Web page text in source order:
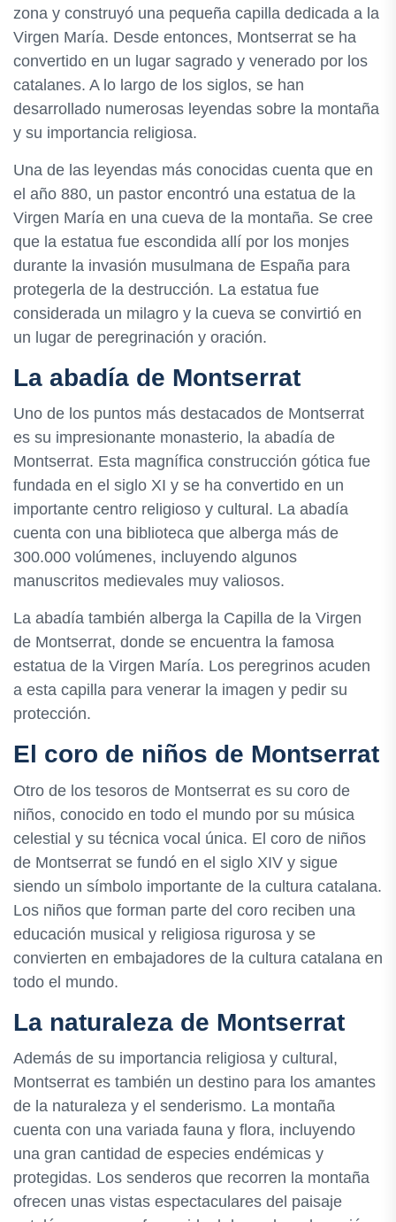
zona y construyó una pequeña capilla dedicada a la
Virgen María. Desde entonces, Montserrat se ha
convertido en un lugar sagrado y venerado por los
catalanes. A lo largo de los siglos, se han
desarrollado numerosas leyendas sobre la montaña
y su importancia religiosa.
Una de las leyendas más conocidas cuenta que en
el año 880, un pastor encontró una estatua de la
Virgen María en una cueva de la montaña. Se cree
que la estatua fue escondida allí por los monjes
durante la invasión musulmana de España para
protegerla de la destrucción. La estatua fue
considerada un milagro y la cueva se convirtió en
un lugar de peregrinación y oración.
La abadía de Montserrat
Uno de los puntos más destacados de Montserrat
es su impresionante monasterio, la abadía de
Montserrat. Esta magnífica construcción gótica fue
fundada en el siglo XI y se ha convertido en un
importante centro religioso y cultural. La abadía
cuenta con una biblioteca que alberga más de
300.000 volúmenes, incluyendo algunos
manuscritos medievales muy valiosos.
La abadía también alberga la Capilla de la Virgen
de Montserrat, donde se encuentra la famosa
estatua de la Virgen María. Los peregrinos acuden
a esta capilla para venerar la imagen y pedir su
protección.
El coro de niños de Montserrat
Otro de los tesoros de Montserrat es su coro de
niños, conocido en todo el mundo por su música
celestial y su técnica vocal única. El coro de niños
de Montserrat se fundó en el siglo XIV y sigue
siendo un símbolo importante de la cultura catalana.
Los niños que forman parte del coro reciben una
educación musical y religiosa rigurosa y se
convierten en embajadores de la cultura catalana en
todo el mundo.
La naturaleza de Montserrat
Además de su importancia religiosa y cultural,
Montserrat es también un destino para los amantes
de la naturaleza y el senderismo. La montaña
cuenta con una variada fauna y flora, incluyendo
una gran cantidad de especies endémicas y
protegidas. Los senderos que recorren la montaña
ofrecen unas vistas espectaculares del paisaje